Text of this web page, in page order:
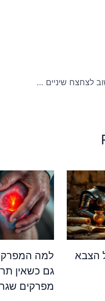
רופא שיניים חושף למה חשוב לצחצח שיניים אחרי כל ארוחה
הצבא
למה
גם כשאין
מפרקים